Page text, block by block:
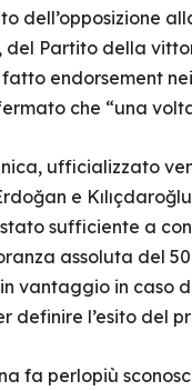
dell’opposizione
del Partito della
endorsement
che “una
ufficializzato
e
stato sufficiente a
assoluta del
vantaggio in caso
definire l’esito del
fa perlopiù